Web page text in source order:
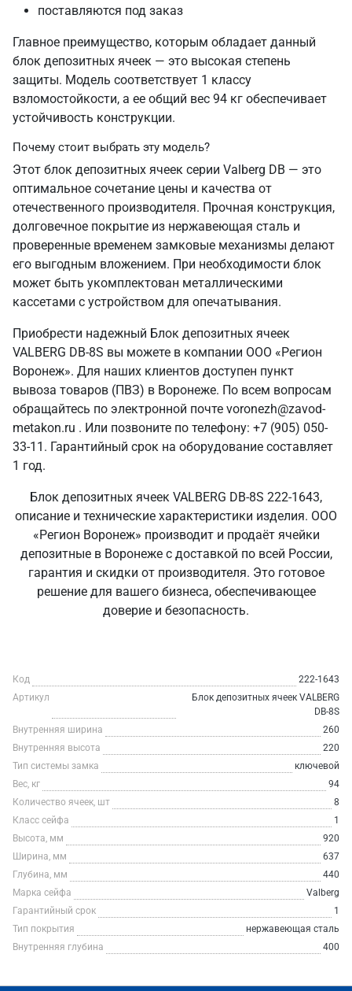
поставляются под заказ
Главное преимущество, которым обладает данный
блок депозитных ячеек — это высокая степень
защиты. Модель соответствует 1 классу
взломостойкости, а ее общий вес 94 кг обеспечивает
устойчивость конструкции.
Почему стоит выбрать эту модель?
Этот блок депозитных ячеек серии Valberg DB — это
оптимальное сочетание цены и качества от
отечественного производителя. Прочная конструкция,
долговечное покрытие из нержавеющая сталь и
проверенные временем замковые механизмы делают
его выгодным вложением. При необходимости блок
может быть укомплектован металлическими
кассетами с устройством для опечатывания.
Приобрести надежный Блок депозитных ячеек
VALBERG DB-8S вы можете в компании ООО «Регион
Воронеж». Для наших клиентов доступен пункт
вывоза товаров (ПВЗ) в Воронеже. По всем вопросам
обращайтесь по электронной почте voronezh@zavod-
metakon.ru . Или позвоните по телефону: +7 (905) 050-
33-11. Гарантийный срок на оборудование составляет
1 год.
Блок депозитных ячеек VALBERG DB-8S 222-1643,
описание и технические характеристики изделия. ООО
«Регион Воронеж» производит и продаёт ячейки
депозитные в Воронеже с доставкой по всей России,
гарантия и скидки от производителя. Это готовое
решение для вашего бизнеса, обеспечивающее
доверие и безопасность.
Код
222-1643
Артикул
Блок депозитных ячеек VALBERG
DB-8S
Внутренняя ширина
260
Внутренняя высота
220
Тип системы замка
ключевой
Вес, кг
94
Количество ячеек, шт
8
Класс сейфа
1
Высота, мм
920
Ширина, мм
637
Глубина, мм
440
Марка сейфа
Valberg
Гарантийный срок
1
Тип покрытия
нержавеющая сталь
Внутренняя глубина
400